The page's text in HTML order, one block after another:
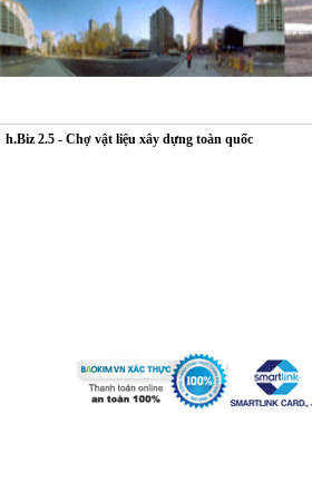
h.Biz 2.5 - Chợ vật liệu xây dựng toàn quốc